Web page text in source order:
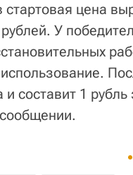
стартовая цена
У
и составит 1